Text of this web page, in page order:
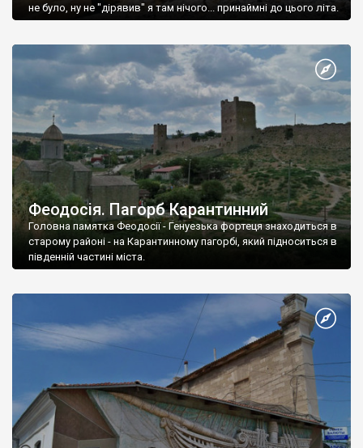
не було, ну не "дірявив" я там нічого... принаймні до цього літа.
Феодосія. Пагорб Карантинний
Головна памятка Феодосії - Генуезька фортеця знаходиться в
старому районі - на Карантинному пагорбі, який підноситься в
південній частині міста.